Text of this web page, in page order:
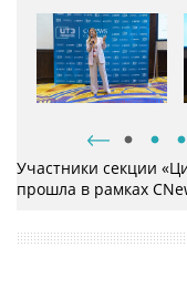
цифровой
определенных высот
Участники секции
прошла в рамках